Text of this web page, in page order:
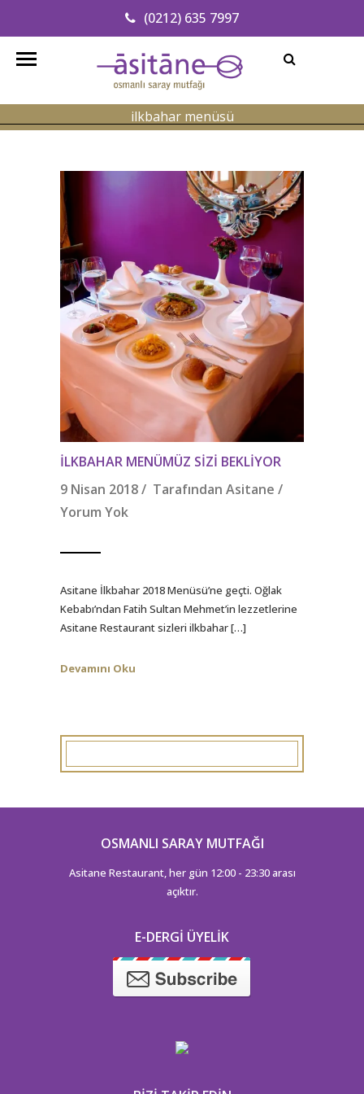
(0212) 635 7997
Adresimizi Bulun
info@asitanerestaurant.com
ilkbahar menüsü
İLKBAHAR MENÜMÜZ SIZI BEKLIYOR
9 Nisan 2018 / Tarafından Asitane /
Yorum Yok
Asitane İlkbahar 2018 Menüsü’ne geçti. Oğlak
Kebabı’ndan Fatih Sultan Mehmet’in lezzetlerine
Asitane Restaurant sizleri ilkbahar […]
Devamını Oku
OSMANLI SARAY MUTFAĞI
Asitane Restaurant, her gün 12:00 - 23:30 arası
açıktır.
E-DERGI ÜYELIK